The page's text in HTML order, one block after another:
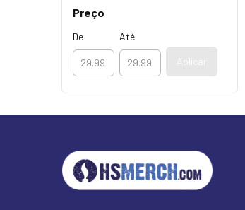
Preço
De Até
Aplicar